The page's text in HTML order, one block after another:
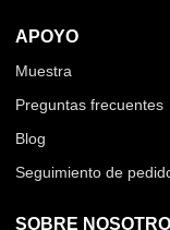
APOYO
Muestra
Preguntas frecuentes
Blog
Seguimiento de
SOBRE